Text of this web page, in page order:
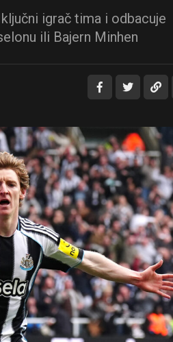
igrač tima i odbacuje
ili Bajern Minhen